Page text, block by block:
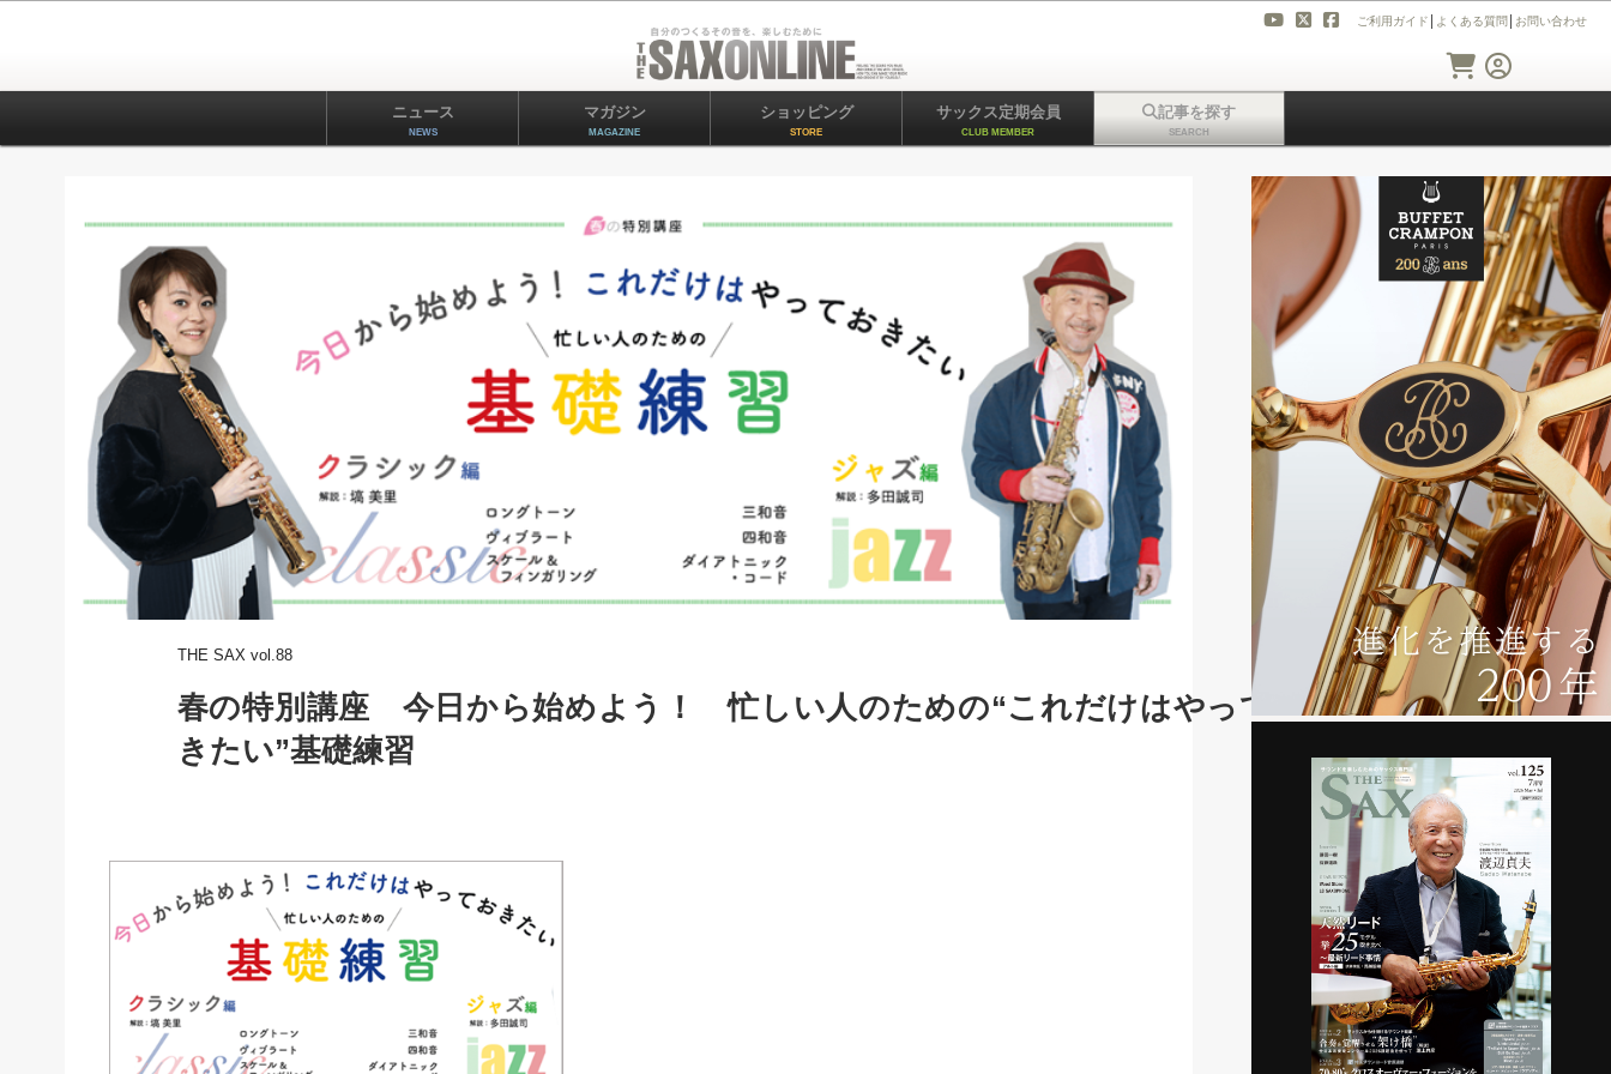
ご利用ガイド よくある質問 お問い合わせ
ニュース
NEWS
マガジン
MAGAZINE
ショッピング
STORE
サックス定期会員
CLUB MEMBER
記事を探す
SEARCH
THE SAX vol.88
春の特別講座 今日から始めよう！ 忙しい人のための“これだけはやってお
きたい”基礎練習